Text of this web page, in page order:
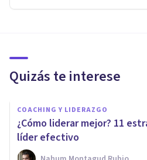
Quizás te interese
COACHING Y LIDERAZGO
¿Cómo liderar mejor? 11
líder efectivo